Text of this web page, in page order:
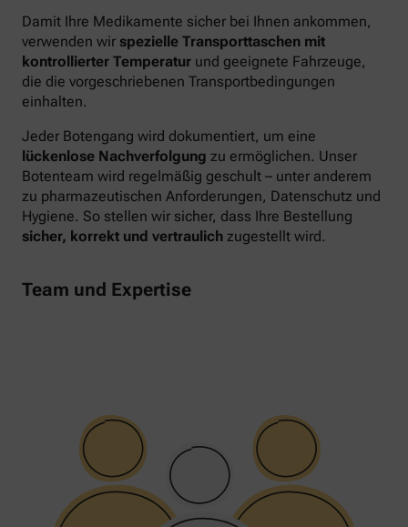
Damit Ihre Medikamente sicher bei Ihnen ankommen,
verwenden wir spezielle Transporttaschen mit
kontrollierter Temperatur und geeignete Fahrzeuge,
die die vorgeschriebenen Transportbedingungen
einhalten.
Jeder Botengang wird dokumentiert, um eine
lückenlose Nachverfolgung zu ermöglichen. Unser
Botenteam wird regelmäßig geschult – unter anderem
zu pharmazeutischen Anforderungen, Datenschutz und
Hygiene. So stellen wir sicher, dass Ihre Bestellung
sicher, korrekt und vertraulich zugestellt wird.
Team und Expertise